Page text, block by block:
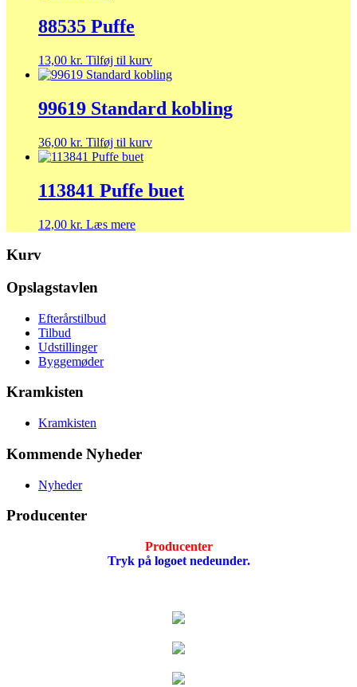
88535 Puffe
13,00 kr. Tilføj til kurv
99619 Standard kobling
36,00 kr. Tilføj til kurv
113841 Puffe buet
12,00 kr. Læs mere
Kurv
Opslagstavlen
Efterårstilbud
Tilbud
Udstillinger
Byggemøder
Kramkisten
Kramkisten
Kommende Nyheder
Nyheder
Producenter
Producenter
Tryk på logoet nedeunder.